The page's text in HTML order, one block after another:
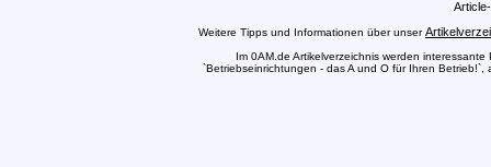
Weitere Tipps und Informationen über unser
Im 0AM.de Artikelverzeichnis werden
`Betriebseinrichtungen - das A und O für Ihren